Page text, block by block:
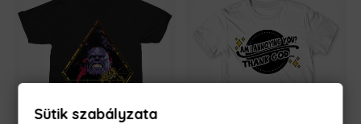
Sütik szabályzata